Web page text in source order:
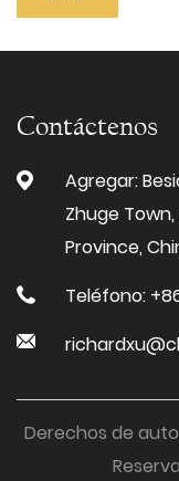
Contáctenos
Agregar:
Zhuge
Province,
Teléfono:
Derechos de